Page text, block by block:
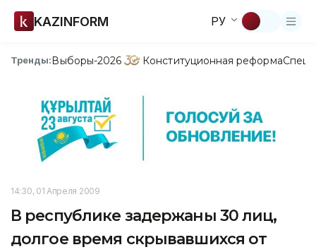
KAZINFORM РУ
Тренды:Выборы-2026 Конституционная реформа
14:30, 01 Апреля 2009
В республике задержаны 30 лиц,
долгое время скрывавшихся от